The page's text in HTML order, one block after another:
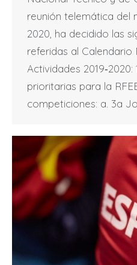
reunión telemática del
2020, ha decidido las
referidas al Calendario
Actividades 2019‐2020:
prioritarias para la
competiciones: a. 3a